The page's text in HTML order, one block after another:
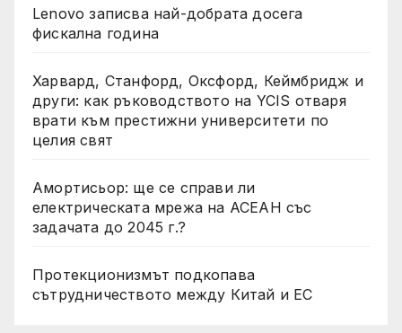
Lenovo записва най-добрата досега
фискална година
Харвард, Станфорд, Оксфорд, Кеймбридж и
други: как ръководството на YCIS отваря
врати към престижни университети по
целия свят
Амортисьор: ще се справи ли
електрическата мрежа на АСЕАН със
задачата до 2045 г.?
Протекционизмът подкопава
сътрудничеството между Китай и ЕС